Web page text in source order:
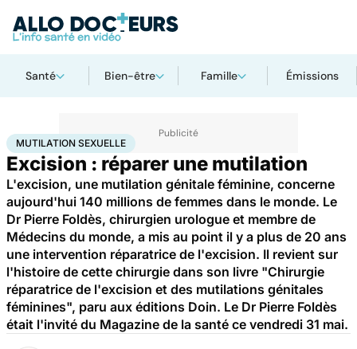
Santé Bien-être Famille Émissions
Accueil SantéMaladies Mutilation sexuelle
MUTILATION SEXUELLE
Excision : réparer une mutilation
L'excision, une mutilation génitale féminine, concerne
aujourd'hui 140 millions de femmes dans le monde. Le
Dr Pierre Foldès, chirurgien urologue et membre de
Médecins du monde, a mis au point il y a plus de 20 ans
une intervention réparatrice de l'excision. Il revient sur
l'histoire de cette chirurgie dans son livre "Chirurgie
réparatrice de l'excision et des mutilations génitales
féminines", paru aux éditions Doin. Le Dr Pierre Foldès
était l'invité du Magazine de la santé ce vendredi 31 mai.